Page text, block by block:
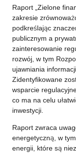
Raport „Zielone
zakresie
podkreślając
publicznym a
zainteresowanie
rozwój, w tym
ujawniania
Zidentyfikowane
wsparcie
co ma na celu
inwestycji.
Raport zwraca
energetyczną, w
energii, które są